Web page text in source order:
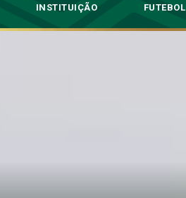
INSTITUIÇÃO FUTEBOL